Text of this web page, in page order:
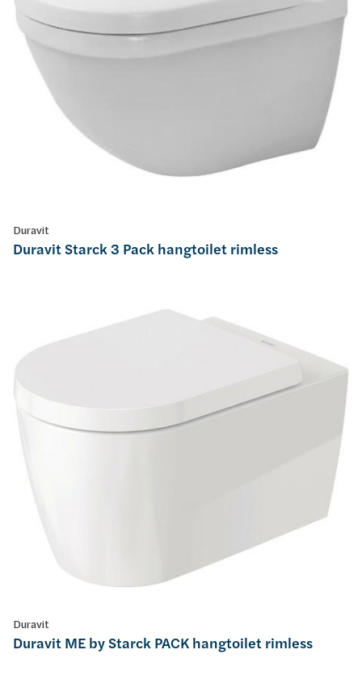
Duravit
Duravit Starck 3 Pack hangtoilet rimless
Duravit
Duravit ME by Starck PACK hangtoilet rimless